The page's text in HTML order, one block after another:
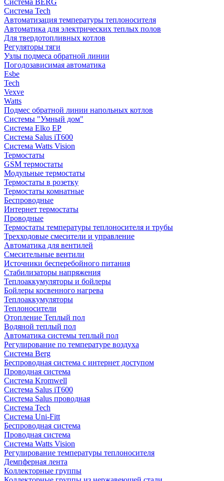
Система Tech
Автоматизация температуры теплоносителя
Автоматика для электрических теплых полов
Для твердотопливных котлов
Регуляторы тяги
Узлы подмеса обратной линии
Погодозависимая автоматика
Esbe
Tech
Vexve
Watts
Подмес обратной линии напольных котлов
Системы "Умный дом"
Система Elko EP
Система Salus iT600
Система Watts Vision
Термостаты
GSM термостаты
Модульные термостаты
Термостаты в розетку
Термостаты комнатные
Беспроводные
Интернет термостаты
Проводные
Термостаты температуры теплоносителя и трубы
Трехходовые смесители и управление
Автоматика для вентилей
Смесительные вентили
Источники бесперебойного питания
Стабилизаторы напряжения
Теплоаккумуляторы и бойлеры
Бойлеры косвенного нагрева
Теплоаккумуляторы
Теплоносители
Отопление Теплый пол
Водяной теплый пол
Автоматика системы теплый пол
Регулирование по температуре воздуха
Система Berg
Беспроводная система с интернет доступом
Проводная система
Система Kromwell
Система Salus iT600
Система Salus проводная
Система Tech
Система Uni-Fitt
Беспроводная система
Проводная система
Система Watts Vision
Регулирование температуры теплоносителя
Демпферная лента
Коллекторные группы